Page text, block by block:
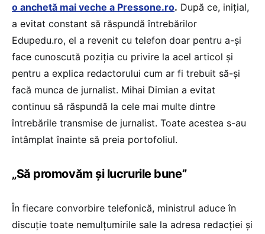
o anchetă mai veche a Pressone.ro. După ce, inițial,
a evitat constant să răspundă întrebărilor
Edupedu.ro, el a revenit cu telefon doar pentru a-și
face cunoscută poziția cu privire la acel articol și
pentru a explica redactorului cum ar fi trebuit să-și
facă munca de jurnalist. Mihai Dimian a evitat
continuu să răspundă la cele mai multe dintre
întrebările transmise de jurnalist. Toate acestea s-au
întâmplat înainte să preia portofoliul.
„Să promovăm și lucrurile bune”
În fiecare convorbire telefonică, ministrul aduce în
discuție toate nemulțumirile sale la adresa redacției și